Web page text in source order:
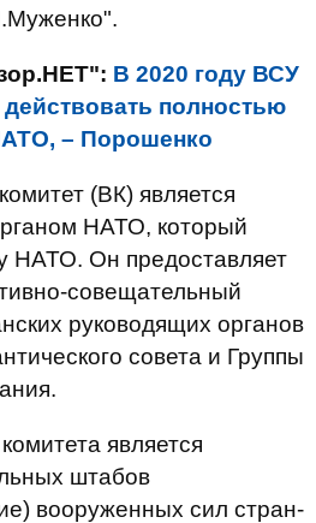
В 2020 году ВСУ
полностью
– Порошенко
(ВК) является
НАТО, который
НАТО. Он предоставляет
совещательный
руководящих органов
совета и Группы
является
штабов
вооруженных сил стран-